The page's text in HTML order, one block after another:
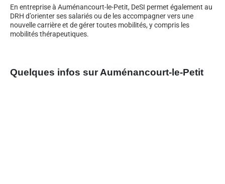
En entreprise à Auménancourt-le-Petit, DeSI permet également au
DRH d’orienter ses salariés ou de les accompagner vers une
nouvelle carrière et de gérer toutes mobilités, y compris les
mobilités thérapeutiques.
Quelques infos sur Auménancourt-le-Petit